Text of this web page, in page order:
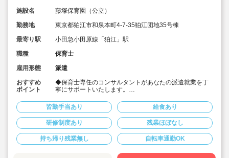
施設名
藤塚保育園（公立）
勤務地
東京都狛江市和泉本町4-7-35狛江団地35号棟
最寄り駅
小田急小田原線「狛江」駅
職種
保育士
雇用形態
派遣
おすすめ
ポイント
◆保育士専任のコンサルタントがあなたの派遣就業を丁
寧にサポートいたします。
…担任業務最大時給1,900円
…担任補助業務最大時給1,800円
◆フルタイムフルシフト制のお仕事ですが、あなたの条
件次第では時間固定制や、時短勤務も相談できる求人で
す。
◆しっかり稼ぎたい貴方から、空いた時間を有効活用し
たいという貴方まで対応できる求人です。
◆公立保育園のゆとりある人員配置の中で派遣就業して
皆勤手当あり 給食あり
研修制度あり 残業ほぼなし
持ち帰り残業無し 自転車通勤OK